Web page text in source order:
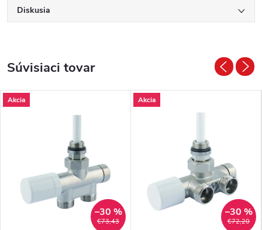
Diskusia
Súvisiaci tovar
Akcia
€73,43
–30 %
Akcia
€72,20
–30 %